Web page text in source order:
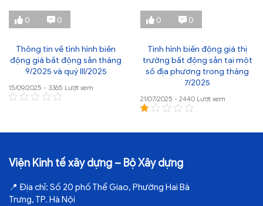
0 0
Thông tin về tình hình biến
động giá bất động sản tháng
9/2025 và quý III/2025
15/09/2025 - 3365 Lượt xem
0 0
Tình hình biến động giá thị
trường bất động sản tại một
số địa phương trong tháng
7/2025
21/07/2025 - 2440 Lượt xem
Viện Kinh tế xây dựng – Bộ Xây dựng
📍 Địa chỉ: Số 20 phố Thể Giao, Phường Hai Bà
Trưng, TP. Hà Nội